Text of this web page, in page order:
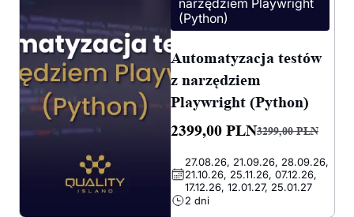
(Python)
Automatyzacja testów
z narzędziem
Playwright (Python)
3299,00PLN
cena
wynosiła:
3299,00 PLN.
2399,00PLN
cena
wynosi:
2399,00 PLN.
27.08.26, 21.09.26, 28.09.26,
21.10.26, 25.11.26, 07.12.26,
17.12.26, 12.01.27, 25.01.27
2 dni